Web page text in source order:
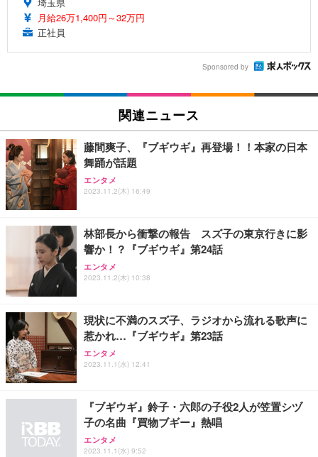
埼玉県
月給26万1,400円～32万円
正社員
Sponsored by
関連ニュース
藤間爽子、『ブギウギ』再登場！！本家の日本
舞踊が話題
エンタメ
2023.11.2(木) 16:49
林部長から衝撃の報告 スズ子の東京行きに影
響か！？『ブギウギ』第24話
エンタメ
2023.11.2(木) 10:38
現状に不満のスズ子、ラジオから流れる歌声に
惹かれ…『ブギウギ』第23話
エンタメ
2023.11.1(水) 12:41
『ブギウギ』鈴子・六郎の子役2人が笠置シヅ
子の名曲『買物ブギー』熱唱
エンタメ
2023.11.1(水) 9:52